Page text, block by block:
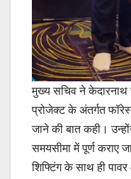
मुख्य सचिव ने केदारनाथ
प्रोजेक्ट के अंतर्गत
जाने की बात कही।
समयसीमा में पूर्ण कराए
शिफ्टिंग के साथ ही